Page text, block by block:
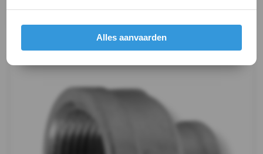
zeskant
Kogelkranen
Koppeling
Kruis-
stuk
Lasnippel
Productafbeeldingen
Alles aanvaarden